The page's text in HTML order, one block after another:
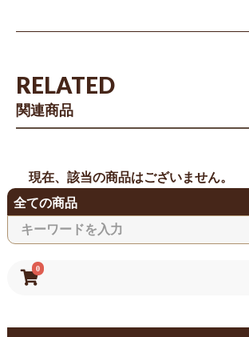
0
RELATED
関連商品
現在、該当の商品はございません。